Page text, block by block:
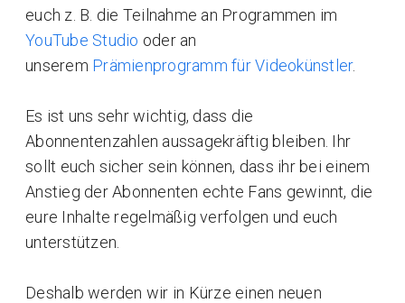
euch z. B. die Teilnahme an Programmen im
YouTube Studio oder an
unserem Prämienprogramm für Videokünstler.
Es ist uns sehr wichtig, dass die
Abonnentenzahlen aussagekräftig bleiben. Ihr
sollt euch sicher sein können, dass ihr bei einem
Anstieg der Abonnenten echte Fans gewinnt, die
eure Inhalte regelmäßig verfolgen und euch
unterstützen.
Deshalb werden wir in Kürze einen neuen